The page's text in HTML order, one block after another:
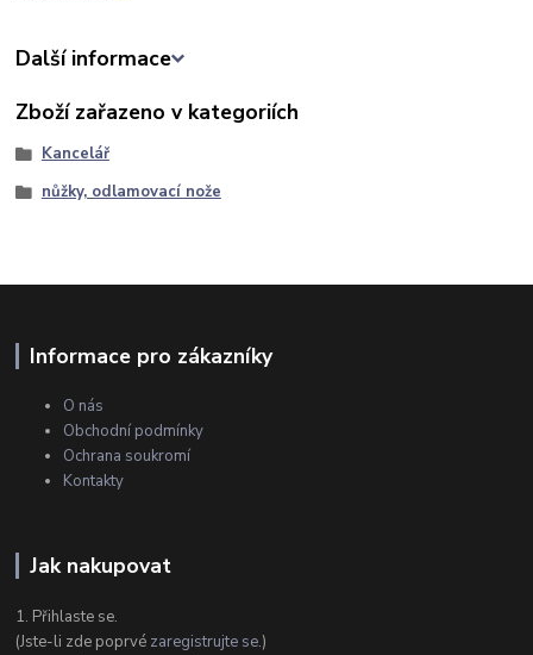
Další informace
Zboží zařazeno v kategoriích
Kancelář
nůžky, odlamovací nože
Informace pro zákazníky
O nás
Obchodní podmínky
Ochrana soukromí
Kontakty
Jak nakupovat
1. Přihlaste se.
(Jste-li zde poprvé zaregistrujte se.)